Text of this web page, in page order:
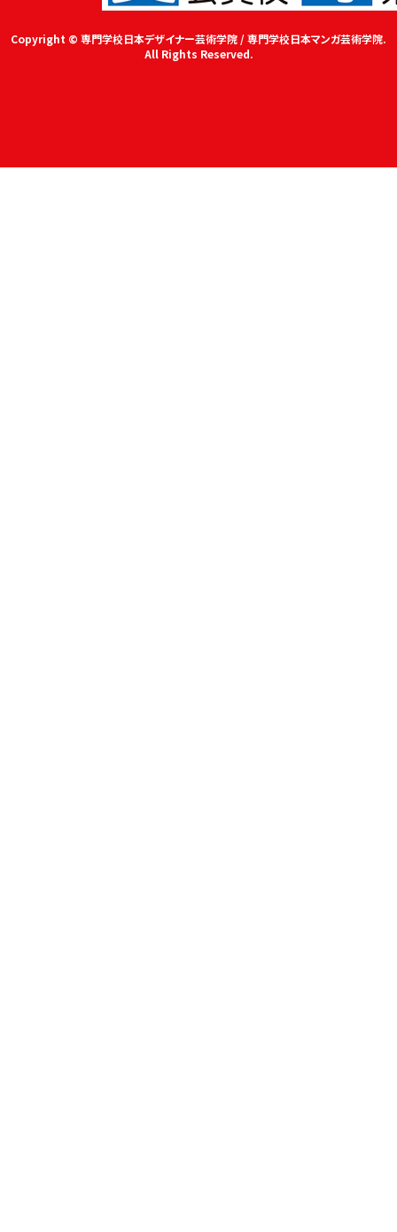
Copyright © 専門学校日本デザイナー芸術学院 / 専門学校日本マンガ芸術学院.
All Rights Reserved.